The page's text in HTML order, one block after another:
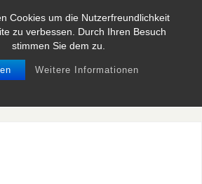
Cookies um die Nutzerfreundlichkeit
zu verbessen. Durch Ihren Besuch
stimmen Sie dem zu.
Weitere Informationen
BASEBALL UND SOFTBALL IN
NIEDERSACHSEN